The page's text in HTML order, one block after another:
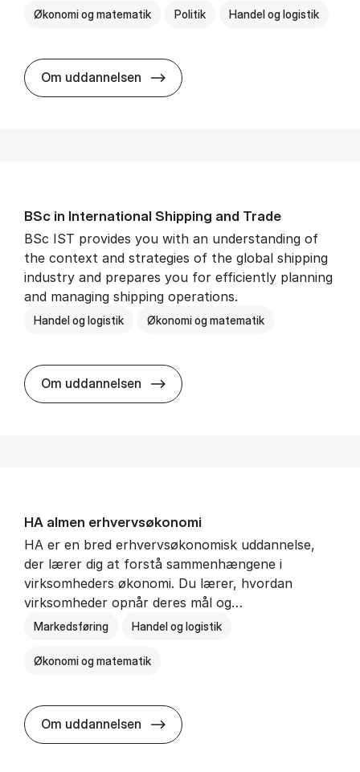
Økonomi og matematik Politik Handel og logistik
Om uddannelsen BSc in In­ter­na­tion­al Busi­ness
BSc in In­ter­na­tion­al Ship­ping and Trade
BSc IST provides you with an understanding of
the context and strategies of the global shipping
industry and prepares you for efficiently planning
and managing shipping operations.
Handel og logistik Økonomi og matematik
Om uddannelsen BSc in In­ter­na­tion­al Ship­ping
HA al­men erhvervs­økonomi
HA er en bred erhvervsøkonomisk uddannelse,
der lærer dig at forstå sammenhængene i
virksomheders økonomi. Du lærer, hvordan
virksomheder opnår deres mål og…
Markedsføring Handel og logistik
Økonomi og matematik
Om uddannelsen HA al­men erhvervs­økonomi